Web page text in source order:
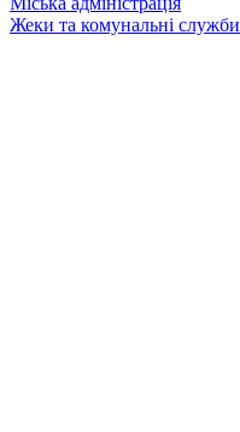
Жеки та комунальні служби